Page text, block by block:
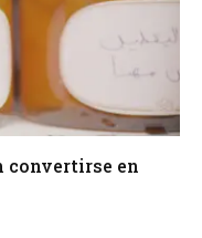
convertirse en